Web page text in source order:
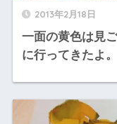
2013年2月18日
一面の黄色は見
に行ってきたよ。